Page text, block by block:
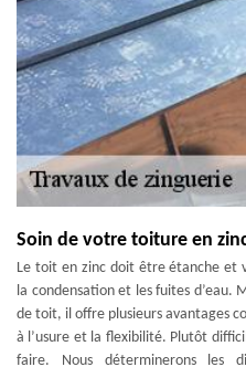
Soin de votre toiture en
Le toit en zinc doit être étanche et
la condensation et les fuites
de toit, il offre plusieurs avantages
à l’usure et la flexibilité. Plutôt
faire. Nous déterminerons les